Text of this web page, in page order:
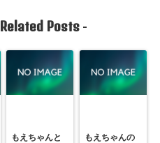
Related Posts-
もえちゃんと
もえちゃんの